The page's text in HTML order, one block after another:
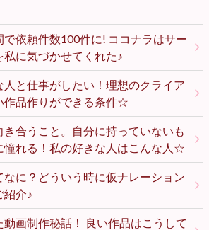
依頼件数100件に! ココナラはサー
私に気づかせてくれた♪
と仕事がしたい！理想のクライア
作品作りができる条件☆
き合うこと。自分に持っていないも
憧れる！私の好きな人はこんな人☆
に？どういう時に仮ナレーション
紹介♪
画制作秘話！ 良い作品はこうして